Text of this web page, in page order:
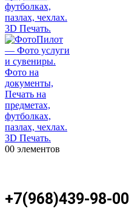
00 элементов
+7(968)439-98-00